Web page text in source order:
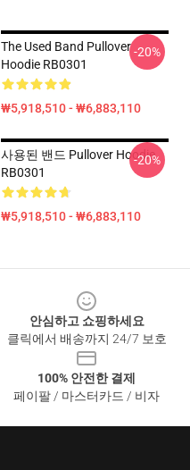
The Used Band Pullover
Hoodie RB0301
₩5,918,510 - ₩6,883,110
-20%
사용된 밴드 Pullover Hoodie
RB0301
₩5,918,510 - ₩6,883,110
-20%
안심하고 쇼핑하세요
클릭에서 배송까지 24/7 보호
100% 안전한 결제
페이팔 / 마스터카드 / 비자